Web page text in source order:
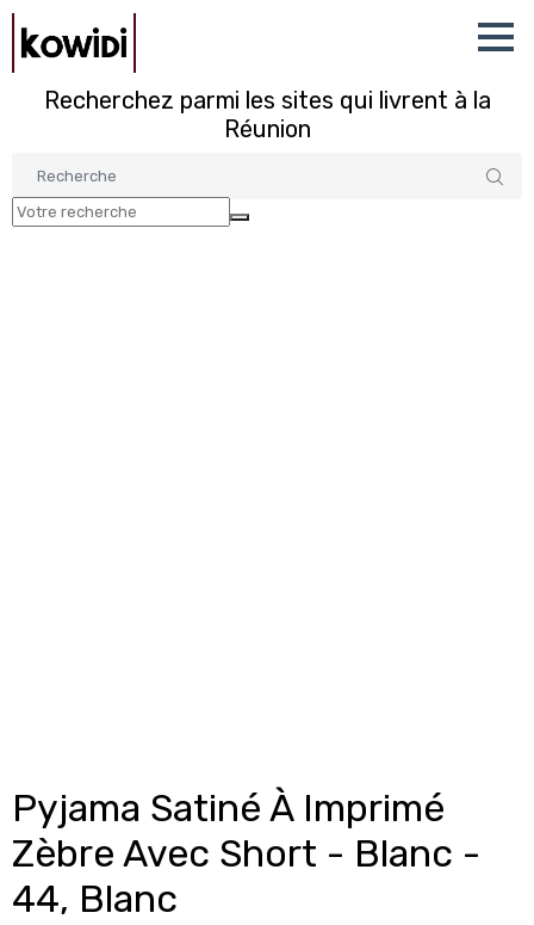
Recherchez parmi les sites qui livrent à la
Réunion
Pyjama Satiné À Imprimé
Zèbre Avec Short - Blanc -
44, Blanc